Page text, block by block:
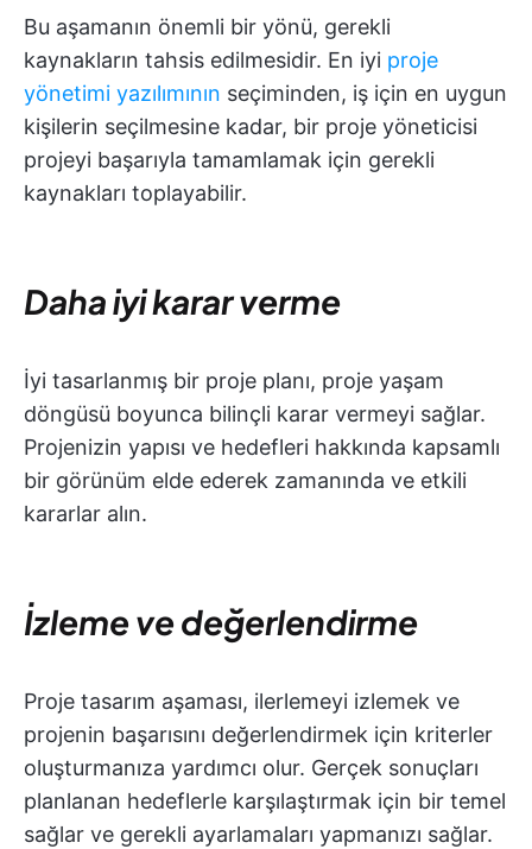
Bu aşamanın önemli bir yönü, gerekli
kaynakların tahsis edilmesidir. En iyi proje
yönetimi yazılımının seçiminden, iş için en uygun
kişilerin seçilmesine kadar, bir proje yöneticisi
projeyi başarıyla tamamlamak için gerekli
kaynakları toplayabilir.
Daha iyi karar verme
İyi tasarlanmış bir proje planı, proje yaşam
döngüsü boyunca bilinçli karar vermeyi sağlar.
Projenizin yapısı ve hedefleri hakkında kapsamlı
bir görünüm elde ederek zamanında ve etkili
kararlar alın.
İzleme ve değerlendirme
Proje tasarım aşaması, ilerlemeyi izlemek ve
projenin başarısını değerlendirmek için kriterler
oluşturmanıza yardımcı olur. Gerçek sonuçları
planlanan hedeflerle karşılaştırmak için bir temel
sağlar ve gerekli ayarlamaları yapmanızı sağlar.